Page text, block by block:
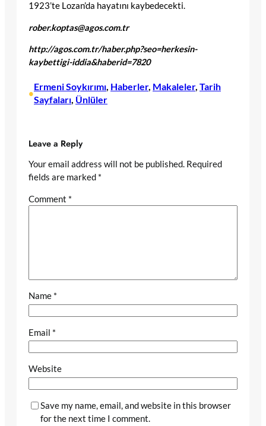
1923’te Lozan’da hayatını kaybedecekti.
rober.koptas@agos.com.tr
http://agos.com.tr/haber.php?seo=herkesin-
kaybettigi-iddia&haberid=7820
•
Ermeni Soykırımı Haberler, Makaleler, Tarih
Sayfaları Ünlüler
Leave a Reply
Your email address will not be published. Required
fields are marked *
Comment *
Name *
Email *
Website
Save my name, email, and website in this browser
for the next time I comment.